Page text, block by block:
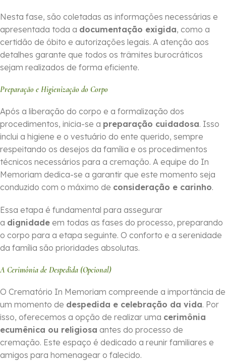
Nesta fase, são coletadas as informações necessárias e
apresentada toda a documentação exigida, como a
certidão de óbito e autorizações legais. A atenção aos
detalhes garante que todos os trâmites burocráticos
sejam realizados de forma eficiente.
Preparação e Higienização do Corpo
Após a liberação do corpo e a formalização dos
procedimentos, inicia-se a preparação cuidadosa. Isso
inclui a higiene e o vestuário do ente querido, sempre
respeitando os desejos da família e os procedimentos
técnicos necessários para a cremação. A equipe do In
Memoriam dedica-se a garantir que este momento seja
conduzido com o máximo de consideração e carinho.
Essa etapa é fundamental para assegurar
a dignidade em todas as fases do processo, preparando
o corpo para a etapa seguinte. O conforto e a serenidade
da família são prioridades absolutas.
A Cerimônia de Despedida (Opcional)
O Crematório In Memoriam compreende a importância de
um momento de despedida e celebração da vida. Por
isso, oferecemos a opção de realizar uma cerimônia
ecumênica ou religiosa antes do processo de
cremação. Este espaço é dedicado a reunir familiares e
amigos para homenagear o falecido.